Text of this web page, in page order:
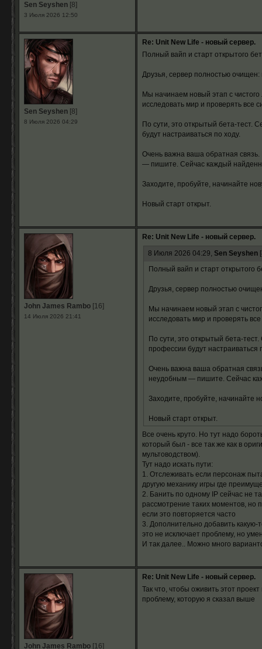
Sen Seyshen[8]
3 Июля 2026 12:50
Sen Seyshen[8]
8 Июля 2026 04:29
Re: Unit New Life - новый сервер.
Полный вайп и старт открытого
Друзья, сервер полностью
Мы начинаем новый этап с чистого
исследовать мир и проверять все
По сути, это открытый бета-тест.
будут настраиваться по ходу.
Очень важна ваша обратная
— пишите. Сейчас каждый
Заходите, пробуйте, начинайте
Новый старт открыт.
John James Rambo[16]
14 Июля 2026 21:41
Re: Unit New Life - новый сервер.
8 Июля 2026 04:29, Sen Seyshen
Полный вайп и старт открытого
Друзья, сервер полностью
Мы начинаем новый этап с
исследовать мир и проверять
По сути, это открытый бета-
профессии будут настраиваться
Очень важна ваша обратная
неудобным — пишите. Сейчас
Заходите, пробуйте, начинайте
Новый старт открыт.
Все очень круто. Но тут надо
который был - все так же как в
мультоводством).
Тут надо искать пути:
1. Отслеживать если персонаж
другую механику игры где
2. Банить по одному IP сейчас не
рассмотрение таких моментов, но
если это повторяется часто
3. Дополнительно добавить какую-
это не исключает проблему, но
И так далее.. Можно много
John James Rambo[16]
Re: Unit New Life - новый сервер.
Так что, чтобы оживить этот
проблему, которую я сказал выше